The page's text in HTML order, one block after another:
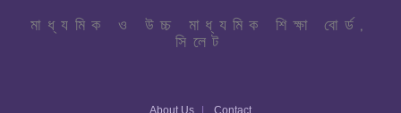
মাধ্যমিক ও উচ্চ মাধ্যমিক শিক্ষা বোর্ড,
সিলেট
About Us Contact